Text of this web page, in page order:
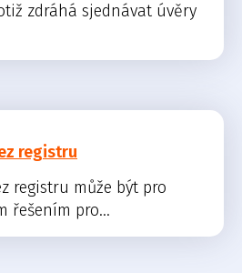
zdráhá sjednávat úvěry
registru
registru může být pro
řešením pro...